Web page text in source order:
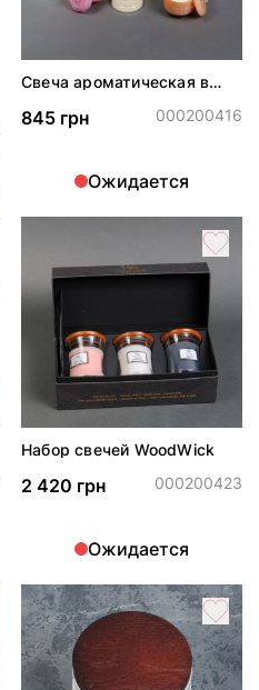
Свеча ароматическая в
845 грн 000200416
Ожидается
Набор свечей WoodWick
2 420 грн 000200423
Ожидается